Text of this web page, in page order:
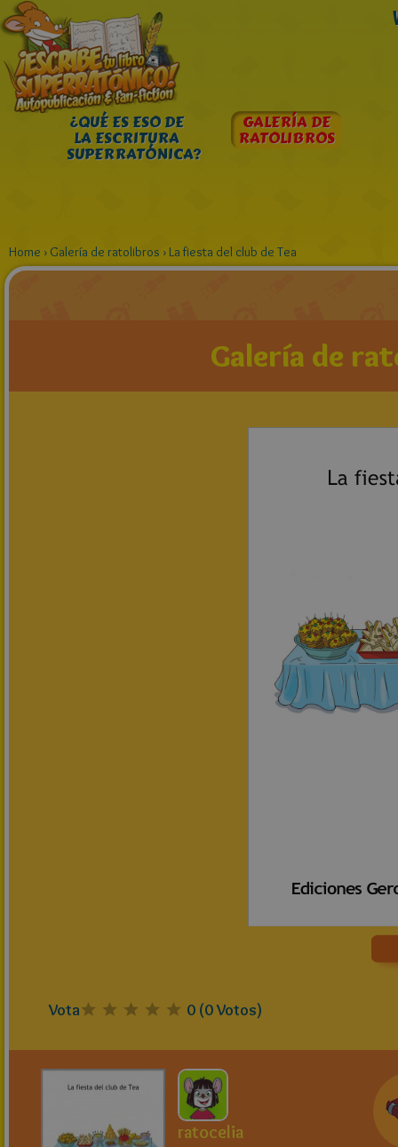
¿QUÉ ES ESO DE
LA ESCRITURA
SUPERRATÓNICA?
GALERÍA DE
RATOLIBROS
Home › Galería de ratolibros › La fiesta del club de Tea
Galería de
Vota 0 (0Votos)
ratocelia